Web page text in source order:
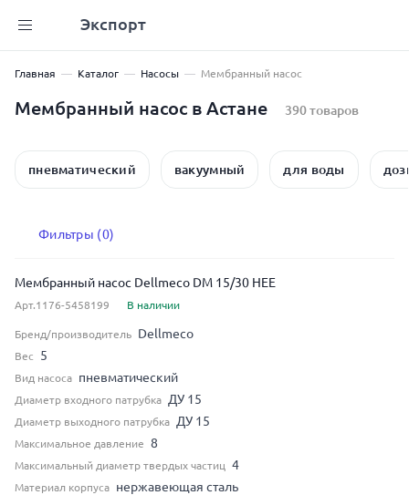
Экспорт
Главная Каталог Насосы Мембранный насос
Мембранный насос в Астане 390 товаров
пневматический вакуумный для воды
Фильтры (0)
Мембранный насос Dellmeco DM 15/30 HEE
Арт.1176-5458199 В наличии
Бренд/производитель Dellmeco
Вес 5
Вид насоса пневматический
Диаметр входного патрубка ДУ 15
Диаметр выходного патрубка ДУ 15
Максимальное давление 8
Максимальный диаметр твердых частиц 4
Материал корпуса нержавеющая сталь